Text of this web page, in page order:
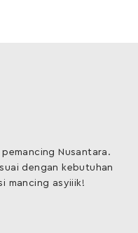
Nusantara.
dengan kebutuhan
mancing asyiiik!